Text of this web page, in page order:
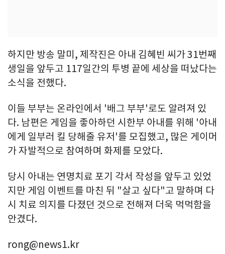
하지만 방송 말미, 제작진은 아내 김혜빈 씨가 31번째
생일을 앞두고 117일간의 투병 끝에 세상을 떠났다는
소식을 전했다.
이들 부부는 온라인에서 '배그 부부'로도 알려져 있
다. 남편은 게임을 좋아하던 시한부 아내를 위해 '아내
에게 일부러 킬 당해줄 유저'를 모집했고, 많은 게이머
가 자발적으로 참여하며 화제를 모았다.
당시 아내는 연명치료 포기 각서 작성을 앞두고 있었
지만 게임 이벤트를 마친 뒤 "살고 싶다"고 말하며 다
시 치료 의지를 다졌던 것으로 전해져 더욱 먹먹함을
안겼다.
rong@news1.kr